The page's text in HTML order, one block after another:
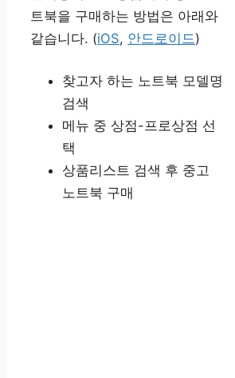
트북을 구매하는 방법은 아래와
같습니다. (iOS, 안드로이드)
찾고자 하는 노트북 모델명
검색
메뉴 중 상점-프로상점 선
택
상품리스트 검색 후 중고
노트북 구매